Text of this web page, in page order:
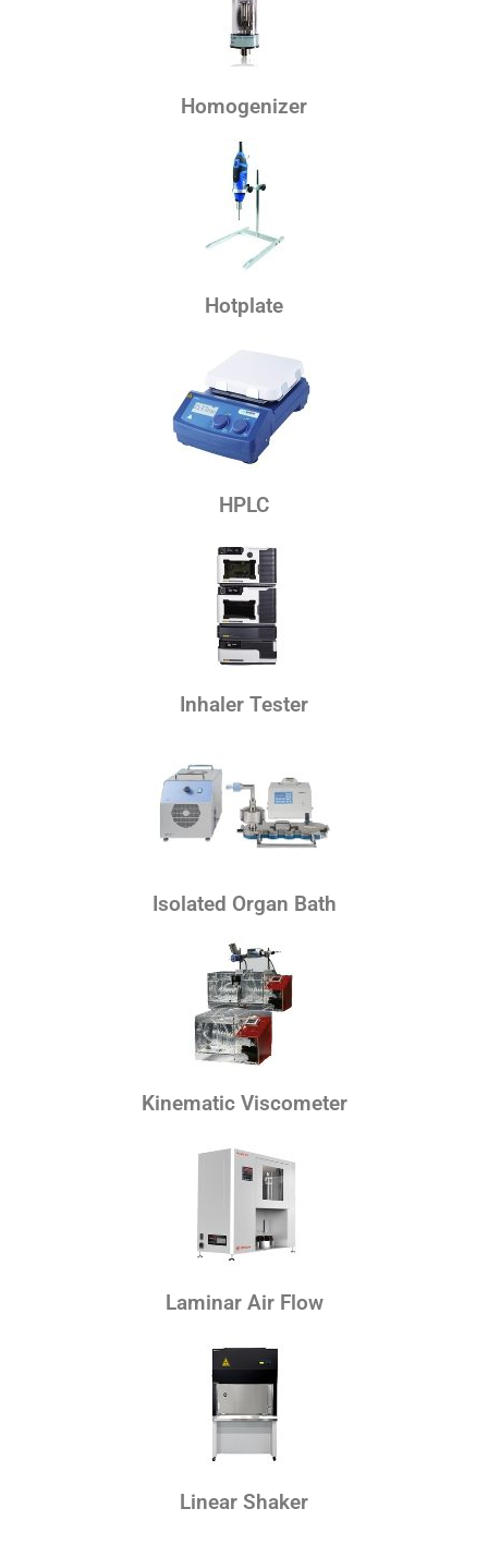
Homogenizer
Hotplate
HPLC
Inhaler Tester
Isolated Organ Bath
Kinematic Viscometer
Laminar Air Flow
Linear Shaker